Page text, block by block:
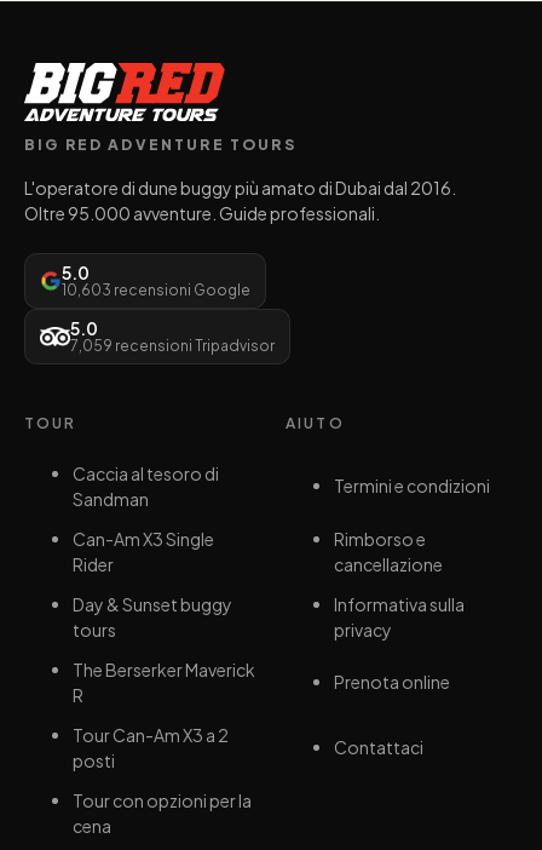
BIG RED ADVENTURE TOURS
L'operatore di dune buggy più amato di Dubai dal 2016.
Oltre 95.000 avventure. Guide professionali.
5.0
10,603 recensioni Google
5.0
7,059 recensioni Tripadvisor
TOUR
Caccia al tesoro di
Sandman
Can-Am X3 Single
Rider
Day & Sunset buggy
tours
The Berserker Maverick
R
Tour Can-Am X3 a 2
posti
Tour con opzioni per la
cena
AIUTO
Termini e condizioni
Rimborso e
cancellazione
Informativa sulla
privacy
Prenota online
Contattaci